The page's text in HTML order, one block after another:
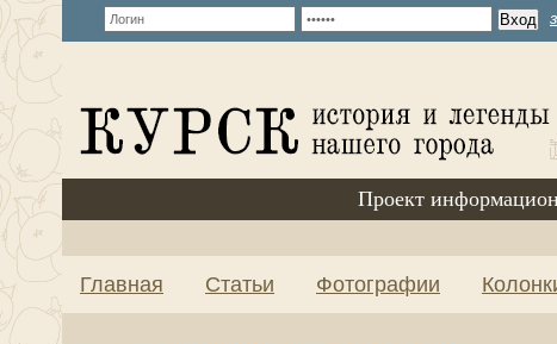
Проект
Главная Статьи Фотографии